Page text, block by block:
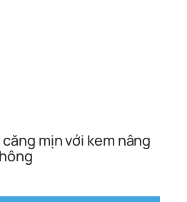
mịn với kem nâng